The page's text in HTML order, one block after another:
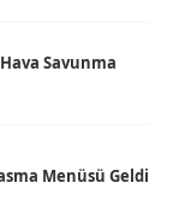
Savunma
Menüsü Geldi